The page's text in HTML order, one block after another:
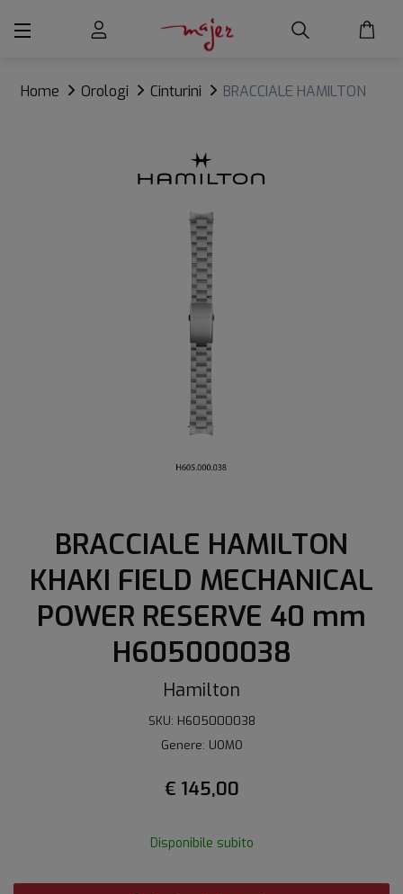
Home Orologi Cinturini
BRACCIALE HAMILTON
BRACCIALE HAMILTON
KHAKI FIELD MECHANICAL
POWER RESERVE 40 mm
H605000038
Hamilton
SKU: H605000038
Genere: UOMO
€ 145,00
Disponibile subito